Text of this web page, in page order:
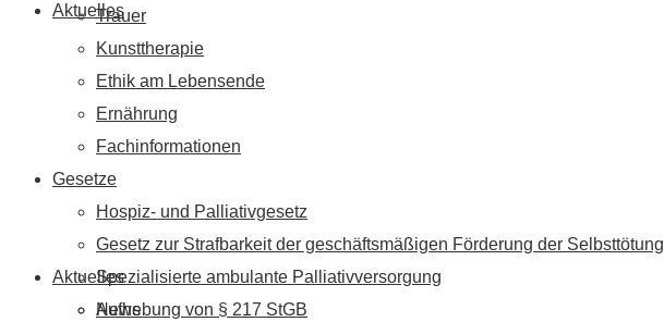
Aktuelles
Aktuelles
News
Trauer
Kunsttherapie
Ethik am Lebensende
Ernährung
Fachinformationen
Gesetze
Hospiz- und Palliativgesetz
Gesetz zur Strafbarkeit der geschäftsmäßigen Förderung der Selbsttötung
Spezialisierte ambulante Palliativversorgung
Aufhebung von § 217 StGB